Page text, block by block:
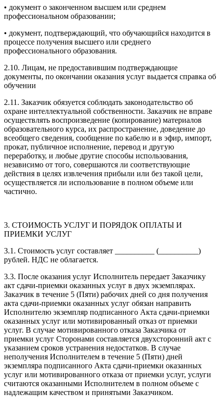
• документ о законченном высшем или среднем
профессиональном образовании;
• документ, подтверждающий, что обучающийся находится в
процессе получения высшего или среднего
профессионального образования.
2.10. Лицам, не предоставившим подтверждающие
документы, по окончании оказания услуг выдается справка об
обучении
2.11. Заказчик обязуется соблюдать законодательство об
охране интеллектуальной собственности. Заказчик не вправе
осуществлять воспроизведение (копирование) материалов
образовательного курса, их распространение, доведение до
всеобщего сведения, сообщение по кабелю и в эфир, импорт,
прокат, публичное исполнение, перевод и другую
переработку, и любые другие способы использования,
независимо от того, совершаются ли соответствующие
действия в целях извлечения прибыли или без такой цели,
осуществляется ли использование в полном объеме или
частично.
3. СТОИМОСТЬ УСЛУГ И ПОРЯДОК ОПЛАТЫ И
ПРИЕМКИ УСЛУГ
3.1. Стоимость услуг составляет __________ (__________)
рублей. НДС не облагается.
3.3. После оказания услуг Исполнитель передает Заказчику
акт сдачи-приемки оказанных услуг в двух экземплярах.
Заказчик в течение 5 (Пяти) рабочих дней со дня получения
акта сдачи-приемки оказанных услуг обязан направить
Исполнителю экземпляр подписанного Акта сдачи-приемки
оказанных услуг или мотивированный отказ от приемки
услуг. В случае мотивированного отказа Заказчика от
приемки услуг Сторонами составляется двухсторонний акт с
указанием сроков устранения недостатков. В случае
неполучения Исполнителем в течение 5 (Пяти) дней
экземпляра подписанного Акта сдачи-приемки оказанных
услуг или мотивированного отказа от приемки услуг, услуги
считаются оказанными Исполнителем в полном объеме с
надлежащим качеством и принятыми Заказчиком.